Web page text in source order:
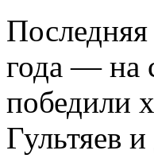
Последняя
года — на
победили
Гультяев